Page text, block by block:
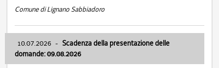
Comune di Lignano Sabbiadoro
10.07.2026 - Scadenza della presentazione delle
domande: 09.08.2026